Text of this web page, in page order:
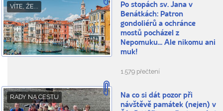
VÍTE, ŽE...
Po stopách sv. Jana v
Benátkách: Patron
gondoliérů a ochránce
mostů pocházel z
Nepomuku... Ale nikomu ani
muk!
1.579 přečtení
RADY NA CESTU
Na co si dát pozor při
návštěvě památek (nejen) v